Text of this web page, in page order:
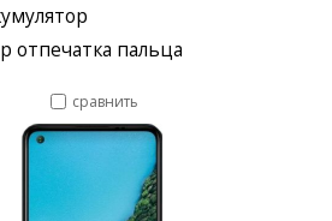
отпечатка пальца
сравнить